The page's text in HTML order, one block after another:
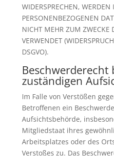
WIDERSPRECHEN, WERDEN
PERSONENBEZOGENEN
NICHT MEHR ZUM ZWECKE
VERWENDET
DSGVO).
Beschwerde­recht
zuständigen
Im Falle von Verstößen
Betroffenen ein
Aufsichtsbehörde,
Mitgliedstaat ihres
Arbeitsplatzes oder des
Verstoßes zu. Das